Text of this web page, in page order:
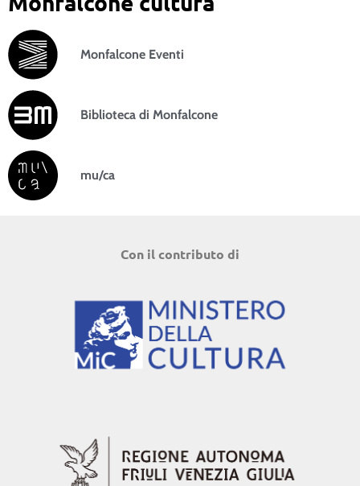
Monfalcone Eventi
Biblioteca di Monfalcone
mu/ca
Con il contributo di